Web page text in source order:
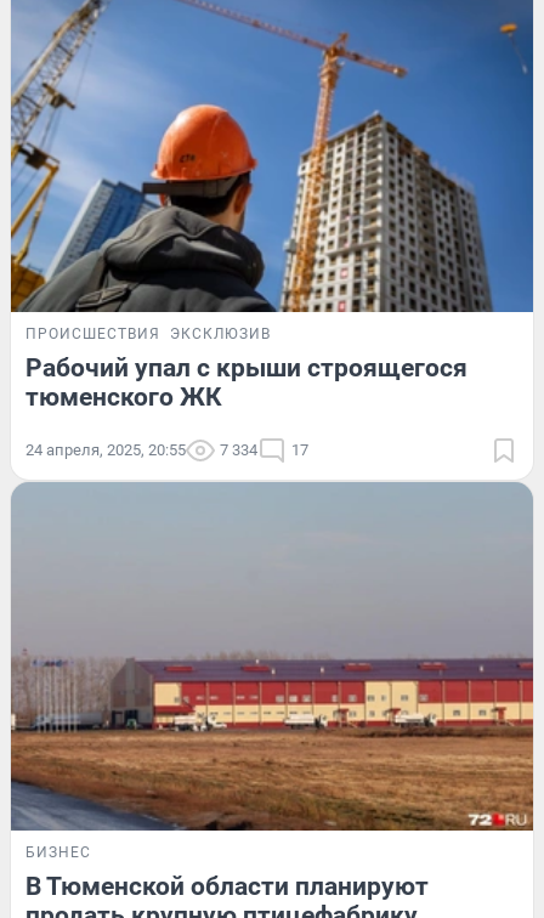
ПРОИСШЕСТВИЯ ЭКСКЛЮЗИВ
Рабочий упал с крыши строящегося
тюменского ЖК
24 апреля, 2025, 20:55 7 334 17
БИЗНЕС
В Тюменской области планируют